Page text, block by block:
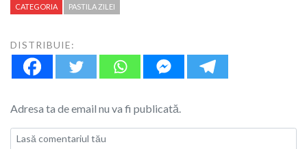
CATEGORIA PASTILA ZILEI
DISTRIBUIE:
Adresa ta de email nu va fi publicată.